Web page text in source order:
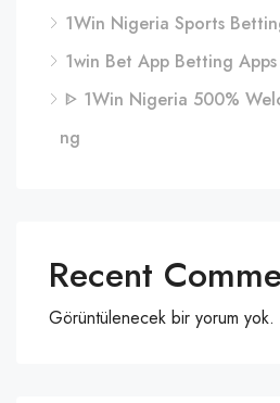
1Win Nigeria Sports
1win Bet App Betting
ᐈ 1Win Nigeria 500%
ng
Recent
Görüntülenecek bir yorum yok.